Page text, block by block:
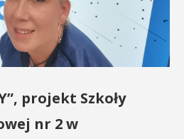
projekt Szkoły
nr 2 w